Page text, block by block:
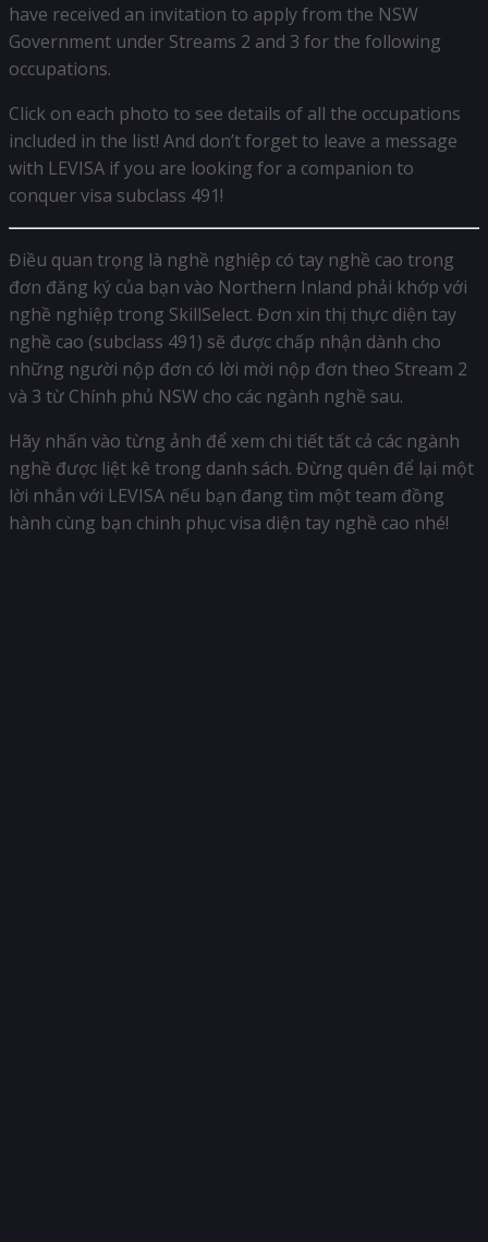
have received an invitation to apply from the NSW
Government under Streams 2 and 3 for the following
occupations.
Click on each photo to see details of all the occupations
included in the list! And don’t forget to leave a message
with LEVISA if you are looking for a companion to
conquer visa subclass 491!
Điều quan trọng là nghề nghiệp có tay nghề cao trong
đơn đăng ký của bạn vào Northern Inland phải khớp với
nghề nghiệp trong SkillSelect. Đơn xin thị thực diện tay
nghề cao (subclass 491) sẽ được chấp nhận dành cho
những người nộp đơn có lời mời nộp đơn theo Stream 2
và 3 từ Chính phủ NSW cho các ngành nghề sau.
Hãy nhấn vào từng ảnh để xem chi tiết tất cả các ngành
nghề được liệt kê trong danh sách. Đừng quên để lại một
lời nhắn với LEVISA nếu bạn đang tìm một team đồng
hành cùng bạn chinh phục visa diện tay nghề cao nhé!